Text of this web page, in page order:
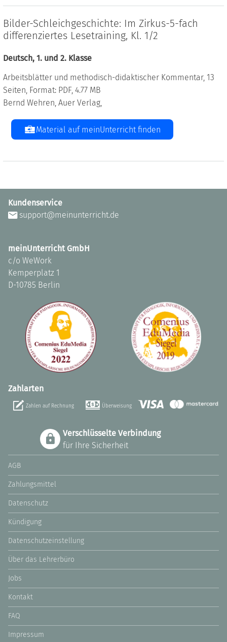
Bilder-Schleichgeschichte: Im Zirkus-5-fach
differenziertes Lesetraining, Kl. 1/2
Deutsch, 1. und 2. Klasse
Arbeitsblätter und methodisch-didaktischer Kommentar, 13
Seiten, Format: PDF, 4.77 MB
Bernd Wehren, Auer Verlag,
Material auf meinUnterricht finden
Kundenservice
support@meinunterricht.de
meinUnterricht GmbH
c/o WeWork
Kemperplatz 1
D-10785 Berlin
Zahlarten
Zahlen auf Rechnung Überweisung
Verschlüsselte Verbindung
für Ihre Sicherheit
AGB
Zahlungsmittel
Datenschutz
Kündigung
Datenschutzeinstellung
Über das Lehrerbüro
Jobs
Kontakt
FAQ
Impressum